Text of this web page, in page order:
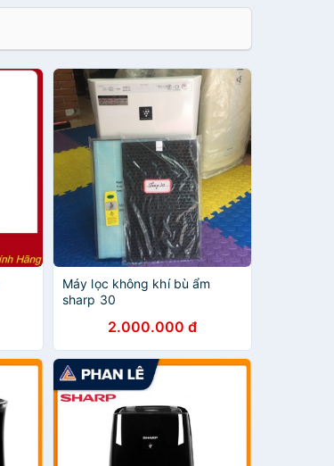
Máy lọc không khí bù ẩm
sharp 30
2.000.000 đ